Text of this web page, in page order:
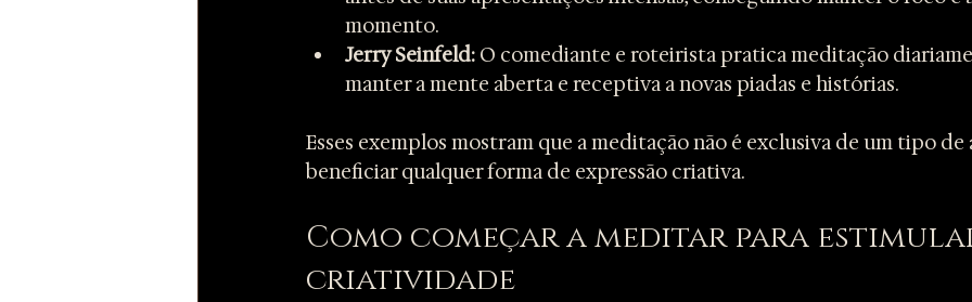
momento.
Jerry Seinfeld: O comediante e roteirista pratica meditação
manter a mente aberta e receptiva a novas piadas e histórias.
Esses exemplos mostram que a meditação não é exclusiva de um tipo de
beneficiar qualquer forma de expressão criativa.
Como começar a meditar para
criatividade